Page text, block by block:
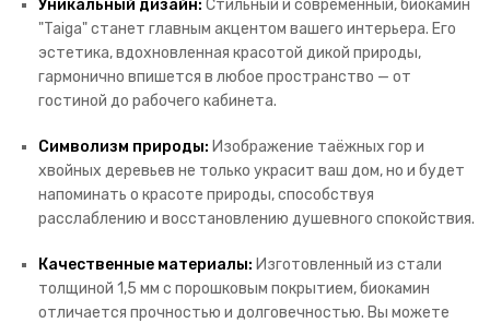
Уникальный дизайн: Стильный и современный, биокамин
"Taiga" станет главным акцентом вашего интерьера. Его
эстетика, вдохновленная красотой дикой природы,
гармонично впишется в любое пространство — от
гостиной до рабочего кабинета.
Символизм природы: Изображение таёжных гор и
хвойных деревьев не только украсит ваш дом, но и будет
напоминать о красоте природы, способствуя
расслаблению и восстановлению душевного спокойствия.
Качественные материалы: Изготовленный из стали
толщиной 1,5 мм с порошковым покрытием, биокамин
отличается прочностью и долговечностью. Вы можете